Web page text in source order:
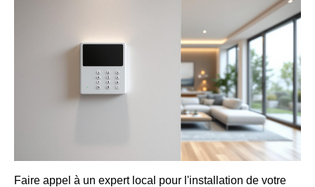
Faire appel à un expert local pour l'installation de votre